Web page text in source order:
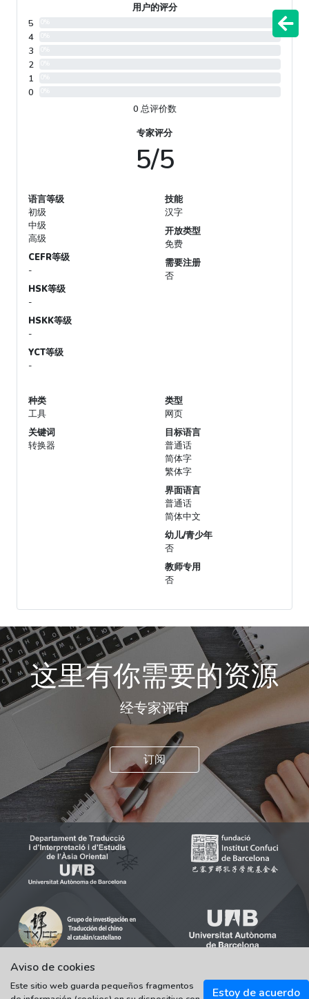
用户的评分
5
4
3
2
1
0
0 总评价数
专家评分
5/5
语言等级
初级
中级
高级
CEFR等级
-
HSK等级
-
HSKK等级
-
YCT等级
-
技能
汉字
开放类型
免费
需要注册
否
种类
工具
关键词
转换器
类型
网页
目标语言
普通话
简体字
繁体字
界面语言
普通话
简体中文
幼儿/青少年
否
教师专用
否
这里有你需要的资源
经专家评审
订阅
Aviso de cookies
Estoy de acuerdo
Este sitio web guarda pequeños fragmentos